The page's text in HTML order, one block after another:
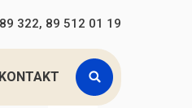
322, 89 512 01 19
KONTAKT
Warto przeczytać ...